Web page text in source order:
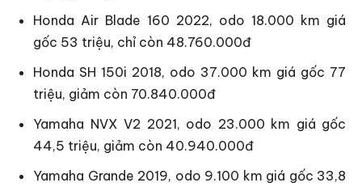
Honda Air Blade 160 2022, odo 18.000 km giá
gốc 53 triệu, chỉ còn 48.760.000đ
Honda SH 150i 2018, odo 37.000 km giá gốc 77
triệu, giảm còn 70.840.000đ
Yamaha NVX V2 2021, odo 23.000 km giá gốc
44,5 triệu, giảm còn 40.940.000đ
Yamaha Grande 2019, odo 9.100 km giá gốc 33,8